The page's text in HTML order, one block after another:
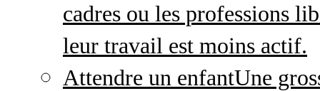
cadres ou les professions
leur travail est moins actif.
Attendre un enfantUne